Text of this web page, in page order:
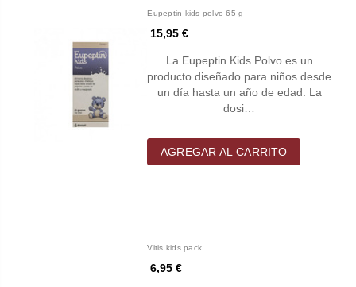
Eupeptin kids polvo 65 g
15,95 €
La Eupeptin Kids Polvo es un
producto diseñado para niños desde
un día hasta un año de edad. La
dosi…
AGREGAR AL CARRITO
Vitis kids pack
6,95 €